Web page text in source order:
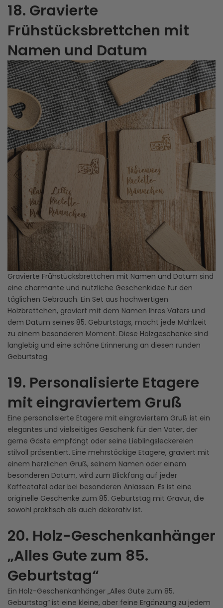
18. Gravierte
Frühstücksbrettchen mit
Namen und Datum
Gravierte Frühstücksbrettchen mit Namen und Datum sind
eine charmante und nützliche Geschenkidee für den
täglichen Gebrauch. Ein Set aus hochwertigen
Holzbrettchen, graviert mit dem Namen Ihres Vaters und
dem Datum seines 85. Geburtstags, macht jede Mahlzeit
zu einem besonderen Moment. Diese Holzgeschenke sind
langlebig und eine schöne Erinnerung an diesen runden
Geburtstag.
19. Personalisierte Etagere
mit eingraviertem Gruß
Eine personalisierte Etagere mit eingraviertem Gruß ist ein
elegantes und vielseitiges Geschenk für den Vater, der
gerne Gäste empfängt oder seine Lieblingsleckereien
stilvoll präsentiert. Eine mehrstöckige Etagere, graviert mit
einem herzlichen Gruß, seinem Namen oder einem
besonderen Datum, wird zum Blickfang auf jeder
Kaffeetafel oder bei besonderen Anlässen. Es ist eine
originelle Geschenke zum 85. Geburtstag mit Gravur, die
sowohl praktisch als auch dekorativ ist.
20. Holz-Geschenkanhänger
„Alles Gute zum 85.
Geburtstag“
Ein Holz-Geschenkanhänger „Alles Gute zum 85.
Geburtstag“ ist eine kleine, aber feine Ergänzung zu jedem